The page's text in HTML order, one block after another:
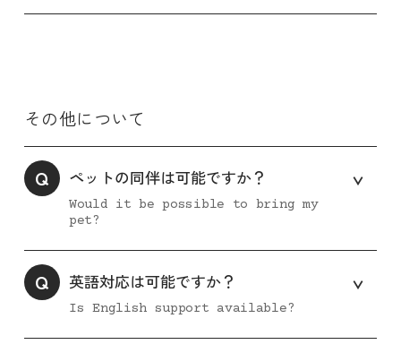
その他について
Q ペットの同伴は可能ですか？
Would it be possible to bring my
pet?
Q 英語対応は可能ですか？
Is English support available?